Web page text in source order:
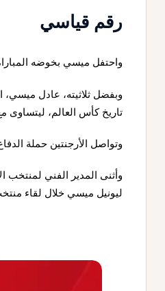
رقم قياسي
واحتفل ميسي بخوضه المباراة رقم 200 في مسيرته مع
تاريخ كأس العالم، ليتساوى مع
وتواصل الأرجنتين حملة
وأثنى المدير الفني لمنتخب
ليونيل ميسي خلال لقاء